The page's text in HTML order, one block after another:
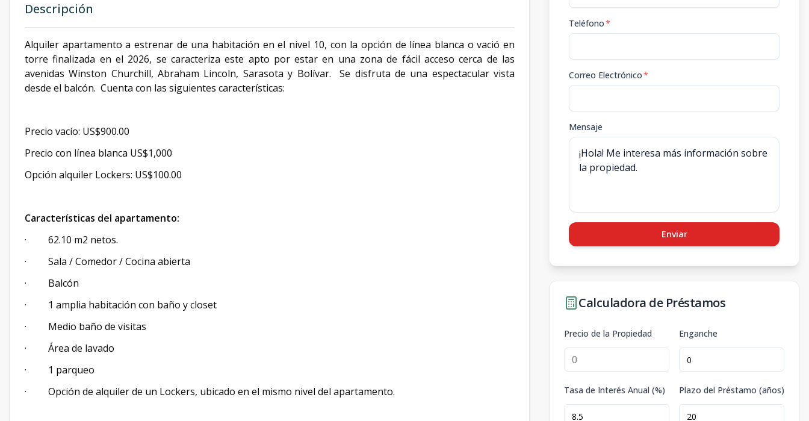
Descripción
Alquiler apartamento a estrenar de una habitación en el nivel 10, con la opción de línea blanca o vació en
torre finalizada en el 2026, se caracteriza este apto por estar en una zona de fácil acceso cerca de las
avenidas Winston Churchill, Abraham Lincoln, Sarasota y Bolívar. Se disfruta de una espectacular vista
desde el balcón. Cuenta con las siguientes características:
Precio vacío: US$900.00
Precio con línea blanca US$1,000
Opción alquiler Lockers: US$100.00
Características del apartamento:
· 62.10 m2 netos.
· Sala / Comedor / Cocina abierta
· Balcón
· 1 amplia habitación con baño y closet
· Medio baño de visitas
· Área de lavado
· 1 parqueo
· Opción de alquiler de un Lockers, ubicado en el mismo nivel del apartamento.
Teléfono*
Correo Electrónico*
Mensaje
Enviar
Calculadora de Préstamos
Precio de la Propiedad Enganche
Tasa de Interés Anual (%) Plazo del Préstamo (años)